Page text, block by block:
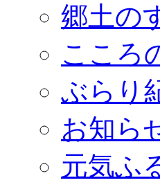
郷土の
こころ
ぶらり
お知ら
元気ふ